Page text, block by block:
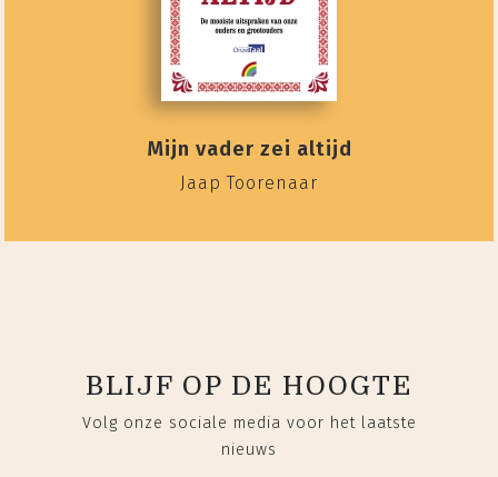
Mijn vader zei altijd
Jaap Toorenaar
BLIJF OP DE HOOGTE
Volg onze sociale media voor het laatste
nieuws